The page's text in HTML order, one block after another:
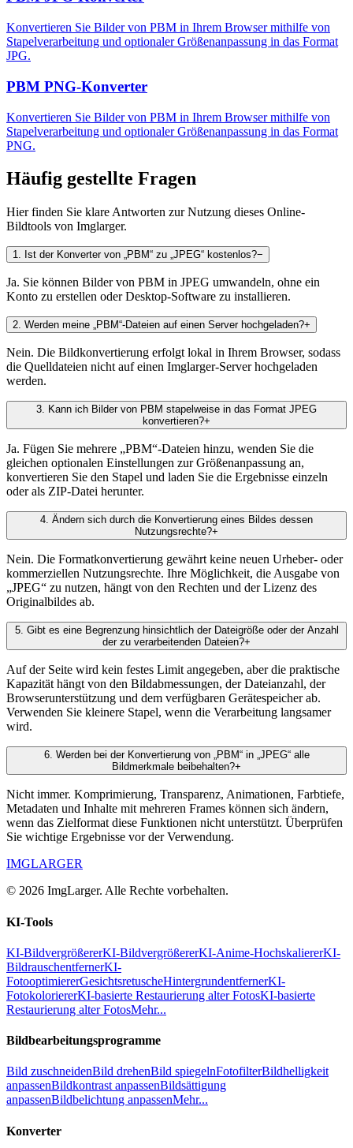
Konvertieren Sie Bilder von PBM in Ihrem Browser mithilfe von
Stapelverarbeitung und optionaler Größenanpassung in das Format
JPG.
PBM PNG-Konverter
Konvertieren Sie Bilder von PBM in Ihrem Browser mithilfe von
Stapelverarbeitung und optionaler Größenanpassung in das Format
PNG.
Häufig gestellte Fragen
Hier finden Sie klare Antworten zur Nutzung dieses Online-
Bildtools von Imglarger.
1. Ist der Konverter von „PBM“ zu „JPEG“ kostenlos?−
Ja. Sie können Bilder von PBM in JPEG umwandeln, ohne ein
Konto zu erstellen oder Desktop-Software zu installieren.
2. Werden meine „PBM“-Dateien auf einen Server hochgeladen?+
Nein. Die Bildkonvertierung erfolgt lokal in Ihrem Browser, sodass
die Quelldateien nicht auf einen Imglarger-Server hochgeladen
werden.
3. Kann ich Bilder von PBM stapelweise in das Format JPEG
konvertieren?+
Ja. Fügen Sie mehrere „PBM“-Dateien hinzu, wenden Sie die
gleichen optionalen Einstellungen zur Größenanpassung an,
konvertieren Sie den Stapel und laden Sie die Ergebnisse einzeln
oder als ZIP-Datei herunter.
4. Ändern sich durch die Konvertierung eines Bildes dessen
Nutzungsrechte?+
Nein. Die Formatkonvertierung gewährt keine neuen Urheber- oder
kommerziellen Nutzungsrechte. Ihre Möglichkeit, die Ausgabe von
„JPEG“ zu nutzen, hängt von den Rechten und der Lizenz des
Originalbildes ab.
5. Gibt es eine Begrenzung hinsichtlich der Dateigröße oder der Anzahl
der zu verarbeitenden Dateien?+
Auf der Seite wird kein festes Limit angegeben, aber die praktische
Kapazität hängt von den Bildabmessungen, der Dateianzahl, der
Browserunterstützung und dem verfügbaren Gerätespeicher ab.
Verwenden Sie kleinere Stapel, wenn die Verarbeitung langsamer
wird.
6. Werden bei der Konvertierung von „PBM“ in „JPEG“ alle
Bildmerkmale beibehalten?+
Nicht immer. Komprimierung, Transparenz, Animationen, Farbtiefe,
Metadaten und Inhalte mit mehreren Frames können sich ändern,
wenn das Zielformat diese Funktionen nicht unterstützt. Überprüfen
Sie wichtige Ergebnisse vor der Verwendung.
IMGLARGER
© 2026 ImgLarger. Alle Rechte vorbehalten.
KI-Tools
KI-BildvergrößererKI-BildvergrößererKI-Anime-HochskaliererKI-
BildrauschentfernerKI-
FotooptimiererGesichtsretuscheHintergrundentfernerKI-
FotokoloriererKI-basierte Restaurierung alter FotosKI-basierte
Restaurierung alter FotosMehr...
Bildbearbeitungsprogramme
Bild zuschneidenBild drehenBild spiegelnFotofilterBildhelligkeit
anpassenBildkontrast anpassenBildsättigung
anpassenBildbelichtung anpassenMehr...
Konverter